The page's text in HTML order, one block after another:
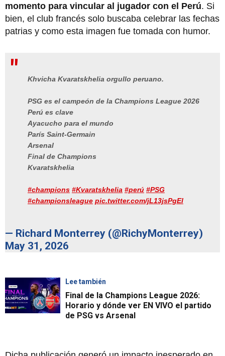
momento para vincular al jugador con el Perú. Si
bien, el club francés solo buscaba celebrar las fechas
patrias y como esta imagen fue tomada con humor.
Khvicha Kvaratskhelia orgullo peruano.
PSG es el campeón de la Champions League 2026
Perú es clave
Ayacucho para el mundo
París Saint-Germain
Arsenal
Final de Champions
Kvaratskhelia
#champions #Kvaratskhelia #perú #PSG
#championsleague pic.twitter.com/jL13jsPgEl
— Richard Monterrey (@RichyMonterrey)
May 31, 2026
Lee también
Final de la Champions League 2026:
Horario y dónde ver EN VIVO el partido
de PSG vs Arsenal